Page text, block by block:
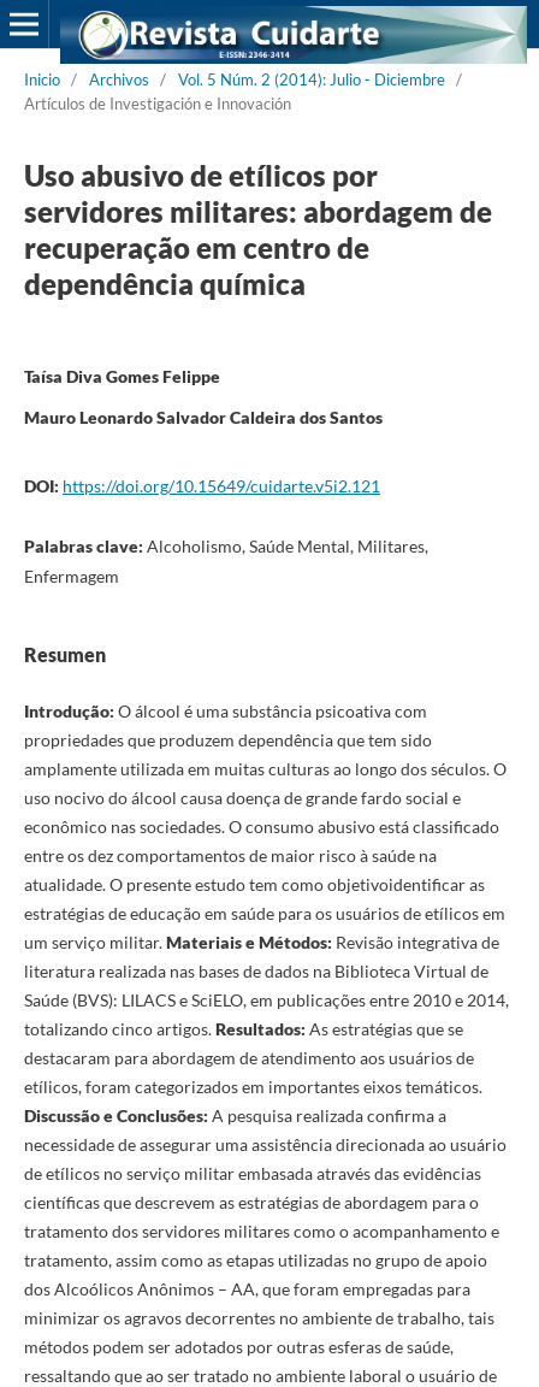
Inicio / Archivos / Vol. 5 Núm. 2 (2014): Julio - Diciembre /
Artículos de Investigación e Innovación
Uso abusivo de etílicos por
servidores militares: abordagem de
recuperação em centro de
dependência química
Taísa Diva Gomes Felippe
Mauro Leonardo Salvador Caldeira dos Santos
DOI: https://doi.org/10.15649/cuidarte.v5i2.121
Palabras clave: Alcoholismo, Saúde Mental, Militares,
Enfermagem
Resumen
Introdução: O álcool é uma substância psicoativa com
propriedades que produzem dependência que tem sido
amplamente utilizada em muitas culturas ao longo dos séculos. O
uso nocivo do álcool causa doença de grande fardo social e
econômico nas sociedades. O consumo abusivo está classificado
entre os dez comportamentos de maior risco à saúde na
atualidade. O presente estudo tem como objetivoidentificar as
estratégias de educação em saúde para os usuários de etílicos em
um serviço militar.Materiais e Métodos: Revisão integrativa de
literatura realizada nas bases de dados na Biblioteca Virtual de
Saúde (BVS): LILACS e SciELO, em publicações entre 2010 e 2014,
totalizando cinco artigos.Resultados: As estratégias que se
destacaram para abordagem de atendimento aos usuários de
etílicos, foram categorizados em importantes eixos temáticos.
Discussão e Conclusões: A pesquisa realizada confirma a
necessidade de assegurar uma assistência direcionada ao usuário
de etílicos no serviço militar embasada através das evidências
científicas que descrevem as estratégias de abordagem para o
tratamento dos servidores militares como o acompanhamento e
tratamento, assim como as etapas utilizadas no grupo de apoio
dos Alcoólicos Anônimos – AA, que foram empregadas para
minimizar os agravos decorrentes no ambiente de trabalho, tais
métodos podem ser adotados por outras esferas de saúde,
ressaltando que ao ser tratado no ambiente laboral o usuário de